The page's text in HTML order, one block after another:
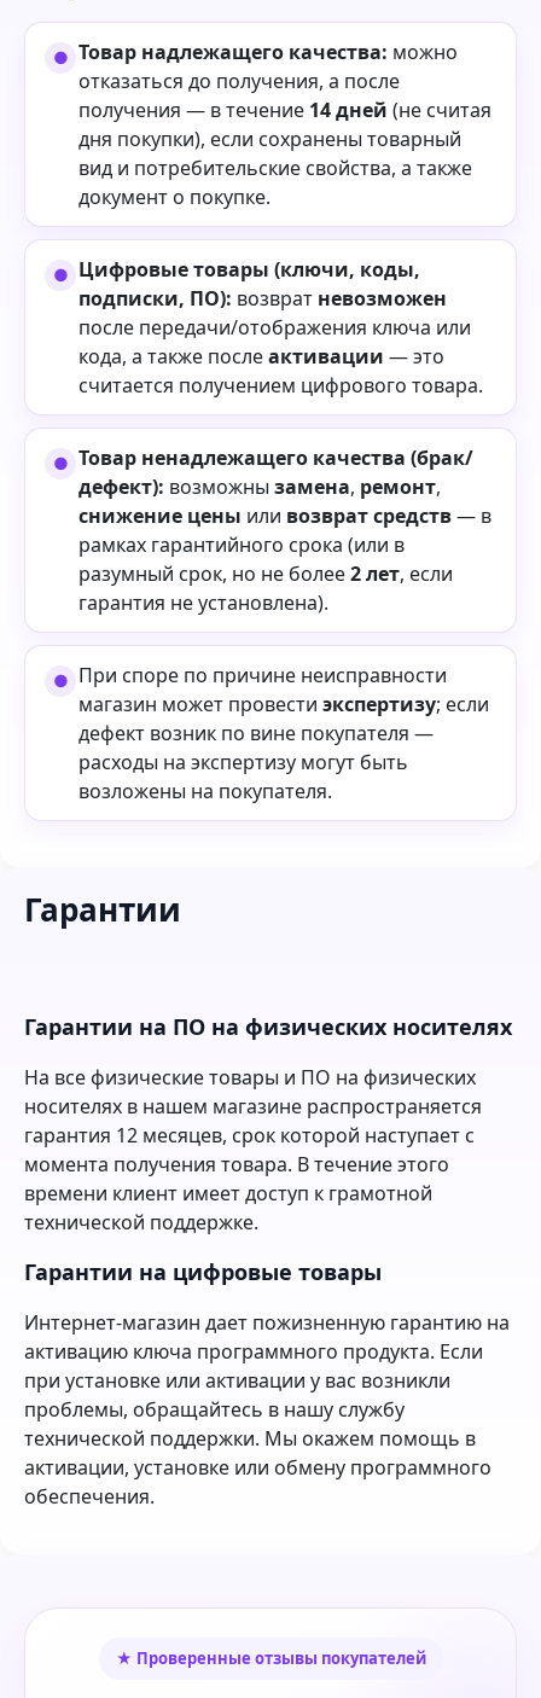
Товар надлежащего качества: можно
отказаться до получения, а после
получения — в течение 14 дней (не считая
дня покупки), если сохранены товарный
вид и потребительские свойства, а также
документ о покупке.
Цифровые товары (ключи, коды,
подписки, ПО): возврат невозможен
после передачи/отображения ключа или
кода, а также послеактивации — это
считается получением цифрового товара.
Товар ненадлежащего качества (брак/
дефект): возможны замена, ремонт,
снижение цены или возврат средств— в
рамках гарантийного срока (или в
разумный срок, но не более2 лет, если
гарантия не установлена).
При споре по причине неисправности
магазин может провести экспертизу; если
дефект возник по вине покупателя —
расходы на экспертизу могут быть
возложены на покупателя.
Гарантии
Гарантии на ПО на физических носителях
На все физические товары и ПО на физических
носителях в нашем магазине распространяется
гарантия 12 месяцев, срок которой наступает с
момента получения товара. В течение этого
времени клиент имеет доступ к грамотной
технической поддержке.
Гарантии на цифровые товары
Интернет-магазин дает пожизненную гарантию на
активацию ключа программного продукта. Если
при установке или активации у вас возникли
проблемы, обращайтесь в нашу службу
технической поддержки. Мы окажем помощь в
активации, установке или обмену программного
обеспечения.
★ Проверенные отзывы покупателей